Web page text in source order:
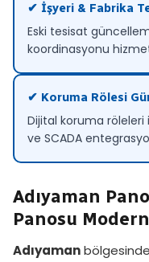
✔ İşyeri & Fabrika
Eski tesisat
koordinasyonu
✔ Koruma Rölesi
Dijital koruma
ve SCADA
Adıyaman
Panosu
Adıyaman